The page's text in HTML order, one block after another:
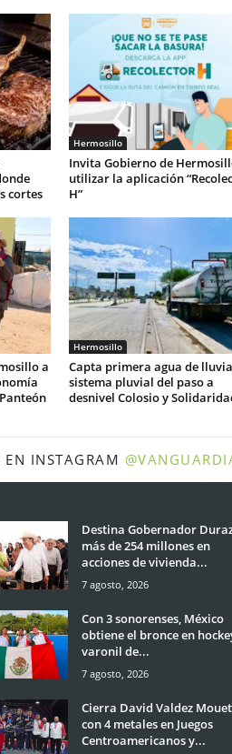
cortes
Hermosillo
Invita Gobierno de
utilizar la aplicación
H”
a
Hermosillo
Capta primera agua de lluvia
sistema pluvial del paso a
desnivel Colosio y
EN INSTAGRAM
Destina Gobernador
más de 254 millones en
acciones de vivienda...
7 agosto, 2026
Con 3 sonorenses, México
obtiene el bronce en
varonil de...
7 agosto, 2026
Cierra David Valdez Mouet
con 4 metales en Juegos
Centroamericanos y...